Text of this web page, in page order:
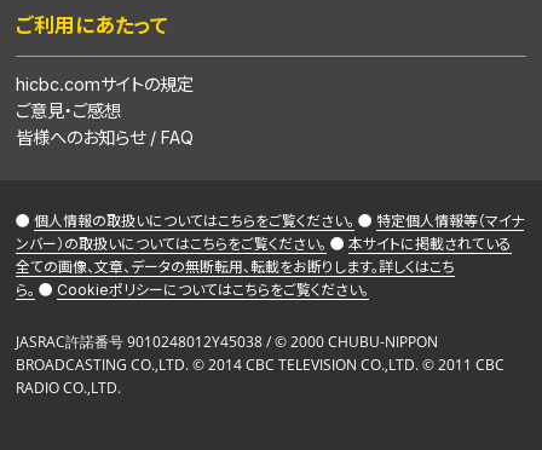
ご利用にあたって
hicbc.comサイトの規定
ご意見・ご感想
皆様へのお知らせ / FAQ
●個人情報の取扱いについてはこちらをご覧ください。 ●特定個人情報等（マイナ
ンバー）の取扱いについてはこちらをご覧ください。 ●本サイトに掲載されている
全ての画像、文章、データの無断転用、転載をお断りします。詳しくはこち
ら。 ● Cookieポリシーについてはこちらをご覧ください。
JASRAC許諾番号 9010248012Y45038 / © 2000 CHUBU-NIPPON
BROADCASTING CO.,LTD. © 2014 CBC TELEVISION CO.,LTD. © 2011 CBC
RADIO CO.,LTD.